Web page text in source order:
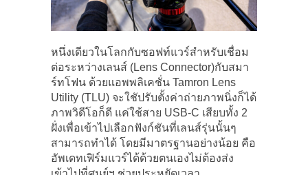
หนึ่งเดียวในโลกกับซอฟท์แวร์สำหรับเชื่อม
ต่อระหว่างเลนส์ (Lens Connector)กับสมา
ร์ทโฟน ด้วยแอพพลิเคชั่น Tamron Lens
Utility (TLU) จะใชัปรับตั้งค่าถ่ายภาพนิ่งก็ได้
ภาพวิดีโอก็ดี แค่ใช้สาย USB-C เสียบทั้ง 2
ฝั่งเพื่อเข้าไปเลือกฟังก์ชันที่เลนส์รุ่นนั้นๆ
สามารถทำได้ โดยมีมาตรฐานอย่างน้อย คือ
อัพเดทเฟิร์มแวร์ได้ด้วยตนเองไม่ต้องส่ง